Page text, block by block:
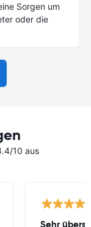
Sorgen um
oder die
10 aus